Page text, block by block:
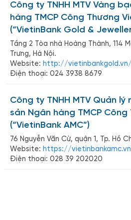
Công ty TNHH MTV Vàng
hàng TMCP Công Thương
(“VietinBank Gold &
Tầng 2 Tòa nhà Hoàng Thành, 114
Trưng, Hà Nội.
Website: http://vietinbankgold.vn/
Điện thoại: 024 3938 8679
Công ty TNHH MTV Quản
sản Ngân hàng TMCP
(“VietinBank AMC”)
76 Nguyễn Văn Cừ, quận 1, Tp. Hồ
Website: https://
Điện thoại: 028 39 202020